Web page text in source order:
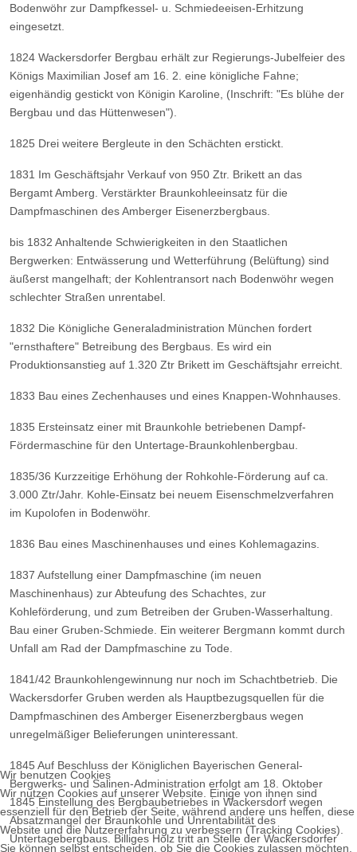
Bodenwöhr zur Dampfkessel- u. Schmiedeeisen-Erhitzung
eingesetzt.
1824 Wackersdorfer Bergbau erhält zur Regierungs-Jubelfeier des
Königs Maximilian Josef am 16. 2. eine königliche Fahne;
eigenhändig gestickt von Königin Karoline, (Inschrift: "Es blühe der
Bergbau und das Hüttenwesen").
1825 Drei weitere Bergleute in den Schächten erstickt.
1831 Im Geschäftsjahr Verkauf von 950 Ztr. Brikett an das
Bergamt Amberg. Verstärkter Braunkohleeinsatz für die
Dampfmaschinen des Amberger Eisenerzbergbaus.
bis 1832 Anhaltende Schwierigkeiten in den Staatlichen
Bergwerken: Entwässerung und Wetterführung (Belüftung) sind
äußerst mangelhaft; der Kohlentransort nach Bodenwöhr wegen
schlechter Straßen unrentabel.
1832 Die Königliche Generaladministration München fordert
"ernsthaftere" Betreibung des Bergbaus. Es wird ein
Produktionsanstieg auf 1.320 Ztr Brikett im Geschäftsjahr erreicht.
1833 Bau eines Zechenhauses und eines Knappen-Wohnhauses.
1835 Ersteinsatz einer mit Braunkohle betriebenen Dampf-
Fördermaschine für den Untertage-Braunkohlenbergbau.
1835/36 Kurzzeitige Erhöhung der Rohkohle-Förderung auf ca.
3.000 Ztr/Jahr. Kohle-Einsatz bei neuem Eisenschmelzverfahren
im Kupolofen in Bodenwöhr.
1836 Bau eines Maschinenhauses und eines Kohlemagazins.
1837 Aufstellung einer Dampfmaschine (im neuen
Maschinenhaus) zur Abteufung des Schachtes, zur
Kohleförderung, und zum Betreiben der Gruben-Wasserhaltung.
Bau einer Gruben-Schmiede. Ein weiterer Bergmann kommt durch
Unfall am Rad der Dampfmaschine zu Tode.
1841/42 Braunkohlengewinnung nur noch im Schachtbetrieb. Die
Wackersdorfer Gruben werden als Hauptbezugsquellen für die
Dampfmaschinen des Amberger Eisenerzbergbaus wegen
unregelmäßiger Belieferungen uninteressant.
1845 Auf Beschluss der Königlichen Bayerischen General-
Bergwerks- und Salinen-Administration erfolgt am 18. Oktober
1845 Einstellung des Bergbaubetriebes in Wackersdorf wegen
Absatzmangel der Braunkohle und Unrentabilität des
Untertagebergbaus. Billiges Holz tritt an Stelle der Wackersdorfer
Wir benutzen Cookies
Wir nutzen Cookies auf unserer Website. Einige von ihnen sind
essenziell für den Betrieb der Seite, während andere uns helfen, diese
Website und die Nutzererfahrung zu verbessern (Tracking Cookies).
Sie können selbst entscheiden, ob Sie die Cookies zulassen möchten.